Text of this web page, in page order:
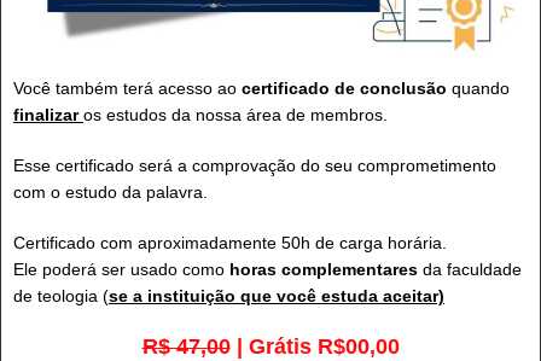
Você também terá acesso ao certificado de conclusão quando
finalizaros estudos da nossa área de membros.
Esse certificado será a comprovação do seu comprometimento
com o estudo da palavra.
Certificado com aproximadamente 50h de carga horária.
Ele poderá ser usado como horas complementares da faculdade
de teologia (se a instituição que você estuda aceitar)
R$ 47,00| Grátis R$00,00